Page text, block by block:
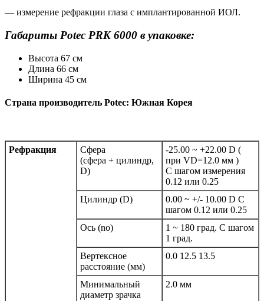
— измерение рефракции глаза с имплантированной ИОЛ.
Габариты Potec PRK 6000 в упаковке:
Высота 67 см
Длина 66 см
Ширина 45 см
Страна производитель Potec: Южная Корея
Рефракция
Сфера
(сфера + цилиндр,
D)
-25.00 ~ +22.00 D (
при VD=12.0 мм )
С шагом измерения
0.12 или 0.25
Цилиндр (D)
0.00 ~ +/- 10.00 D С
шагом 0.12 или 0.25
Ось (no)
1 ~ 180 град. С шагом
1 град.
Вертексное
расстояние (мм)
0.0 12.5 13.5
Минимальный
диаметр зрачка
2.0 мм